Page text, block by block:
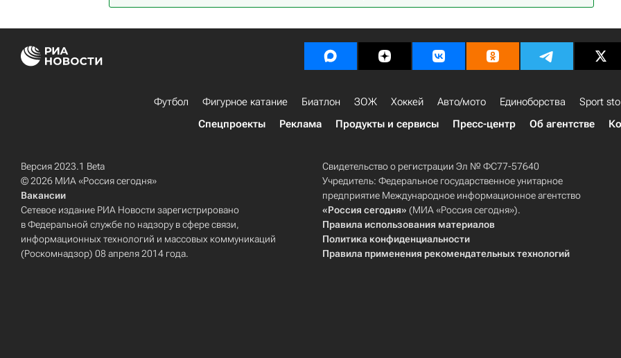
Футбол Фигурное катание Биатлон ЗОЖ Хоккей Авто/мото Единоборства
Sport
Спецпроекты
Реклама Продукты и сервисы Пресс-центр Об агентстве
Версия 2023.1 Beta
© 2026 МИА «Россия сегодня»
Вакансии
Сетевое издание РИА Новости зарегистрировано
в Федеральной службе по надзору в сфере связи,
информационных технологий и массовых коммуникаций
(Роскомнадзор) 08 апреля 2014 года.
Свидетельство о регистрации Эл № ФС77-57640
Учредитель: Федеральное государственное унитарное
предприятие Международное информационное агентство
«Россия сегодня» (МИА «Россия сегодня»).
Правила использования материалов
Политика конфиденциальности
Правила применения рекомендательных технологий